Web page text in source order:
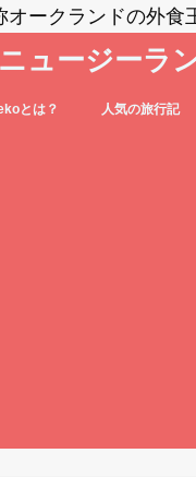
オークランドの外食
ニュージーラ
とは？ 人気の旅行記